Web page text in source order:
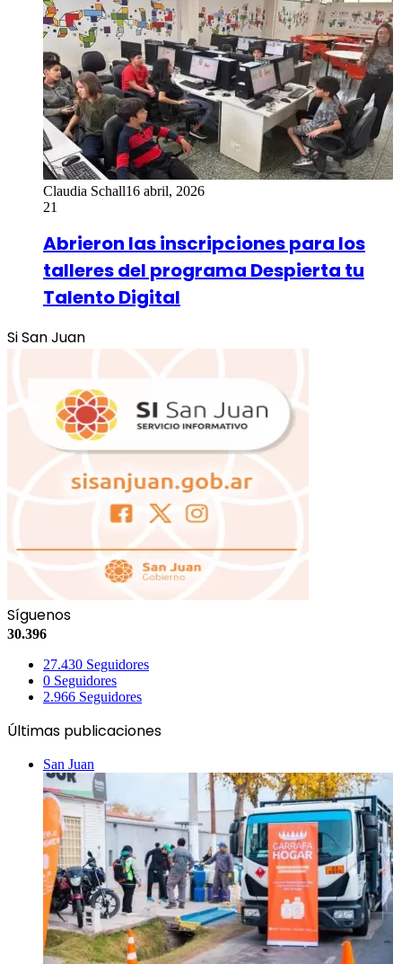
Claudia Schall16 abril, 2026
21
Abrieron las inscripciones para los
talleres del programa Despierta tu
Talento Digital
Si San Juan
Síguenos
30.396
27.430 Seguidores
0 Seguidores
2.966 Seguidores
Últimas publicaciones
San Juan